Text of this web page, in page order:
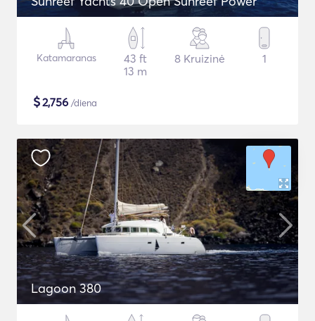
Katamaranas
43 ft
13 m
8 Kruizinė 1
$2,756 /diena
Lagoon 380